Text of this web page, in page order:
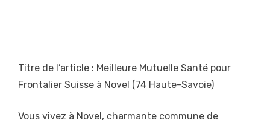
Titre de l’article : Meilleure Mutuelle Santé pour
Frontalier Suisse à Novel (74 Haute-Savoie)
Vous vivez à Novel, charmante commune de